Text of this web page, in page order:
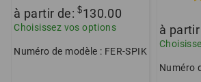
à partir de:$130.00
Choisissez vos options
Numéro de modèle : FER-SPIK
à
Numéro